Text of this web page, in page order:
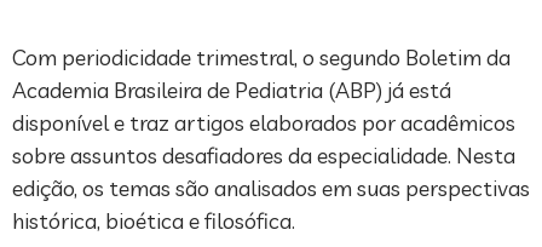
Com periodicidade trimestral, o segundo Boletim da
Academia Brasileira de Pediatria (ABP) já está
disponível e traz artigos elaborados por acadêmicos
sobre assuntos desafiadores da especialidade. Nesta
edição, os temas são analisados em suas perspectivas
histórica, bioética e filosófica.